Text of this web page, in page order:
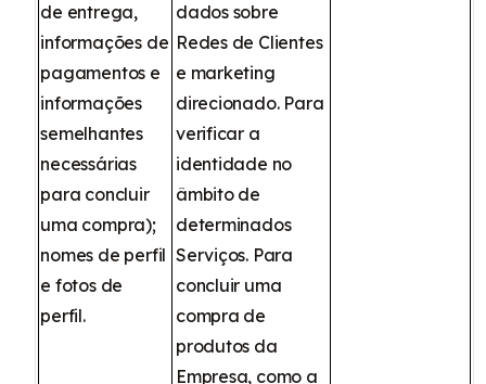
de entrega,
informações de
pagamentos e
informações
semelhantes
necessárias
para concluir
uma compra);
nomes de perfil
e fotos de
perfil.
dados sobre
Redes de Clientes
e marketing
direcionado. Para
verificar a
identidade no
âmbito de
determinados
Serviços. Para
concluir uma
compra de
produtos da
Empresa, como a